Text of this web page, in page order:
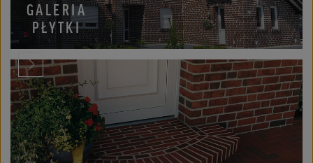
GALERIA
PŁYTKI